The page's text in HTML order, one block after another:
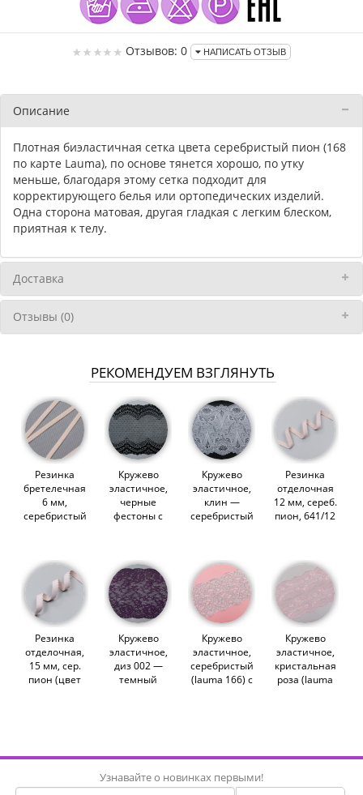
Отзывов: 0 НАПИСАТЬ ОТЗЫВ
Описание
Плотная биэластичная сетка цвета серебристый пион (168
по карте Lauma), по основе тянется хорошо, по утку
меньше, благодаря этому сетка подходит для
корректирующего белья или ортопедических изделий.
Одна сторона матовая, другая гладкая с легким блеском,
приятная к телу.
Доставка
Отзывы (0)
РЕКОМЕНДУЕМ ВЗГЛЯНУТЬ
Резинка
бретелечная
6 мм,
серебристый
Кружево
эластичное,
черные
фестоны с
(013829)
Кружево
эластичное,
клин —
серебристый
Резинка
отделочная
12 мм, сереб.
пион, 641/12
Резинка
отделочная,
15 мм, сер.
пион (цвет
Кружево
эластичное,
диз 002 —
темный
Кружево
эластичное,
серебристый
(lauma 166) с
Кружево
эластичное,
кристальная
роза (lauma
Узнавайте о новинках первыми!